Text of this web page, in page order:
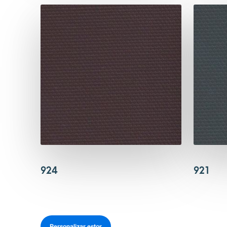
924 921